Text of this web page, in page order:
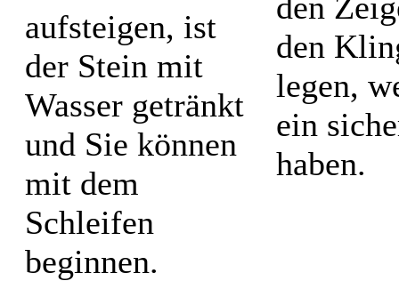
aufsteigen, ist
der Stein mit
Wasser getränkt
und Sie können
mit dem
Schleifen
beginnen.
den
legen,
ein
haben.